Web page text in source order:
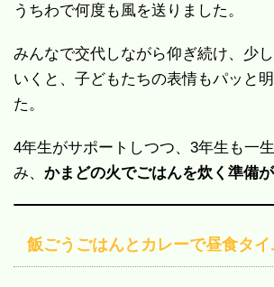
うちわで何度も風を送りました。
みんなで交代しながら仰ぎ続け、少
いくと、子どもたちの表情もパッと
た。
4年生がサポートしつつ、3年生も一
み、 かまどの火でごはんを炊く準備
飯ごうごはんとカレーで昼食タイ